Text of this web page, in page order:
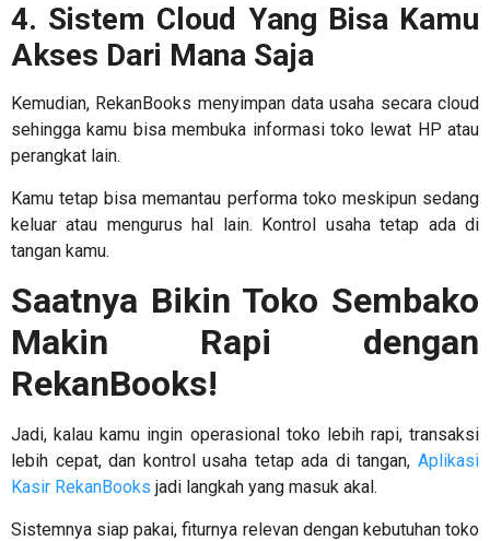
4. Sistem Cloud Yang Bisa Kamu
Akses Dari Mana Saja
Kemudian, RekanBooks menyimpan data usaha secara cloud
sehingga kamu bisa membuka informasi toko lewat HP atau
perangkat lain.
Kamu tetap bisa memantau performa toko meskipun sedang
keluar atau mengurus hal lain. Kontrol usaha tetap ada di
tangan kamu.
Saatnya Bikin Toko Sembako
Makin Rapi dengan
RekanBooks!
Jadi, kalau kamu ingin operasional toko lebih rapi, transaksi
lebih cepat, dan kontrol usaha tetap ada di tangan, Aplikasi
Kasir RekanBooks jadi langkah yang masuk akal.
Sistemnya siap pakai, fiturnya relevan dengan kebutuhan toko